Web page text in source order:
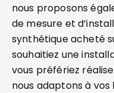
nous proposons
de mesure et
synthétique acheté
souhaitiez une
vous préfériez
nous adaptons à vos